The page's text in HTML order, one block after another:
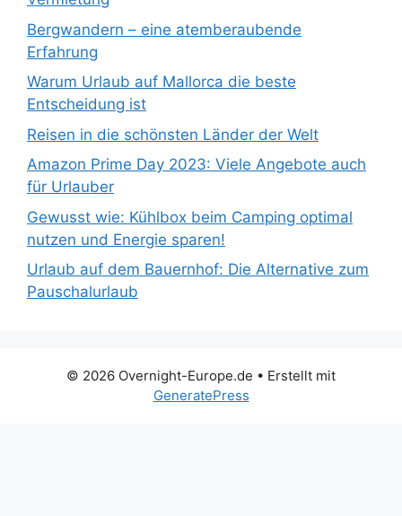
Bergwandern – eine atemberaubende
Erfahrung
Warum Urlaub auf Mallorca die beste
Entscheidung ist
Reisen in die schönsten Länder der Welt
Amazon Prime Day 2023: Viele Angebote auch
für Urlauber
Gewusst wie: Kühlbox beim Camping optimal
nutzen und Energie sparen!
Urlaub auf dem Bauernhof: Die Alternative zum
Pauschalurlaub
© 2026 Overnight-Europe.de • Erstellt mit
GeneratePress